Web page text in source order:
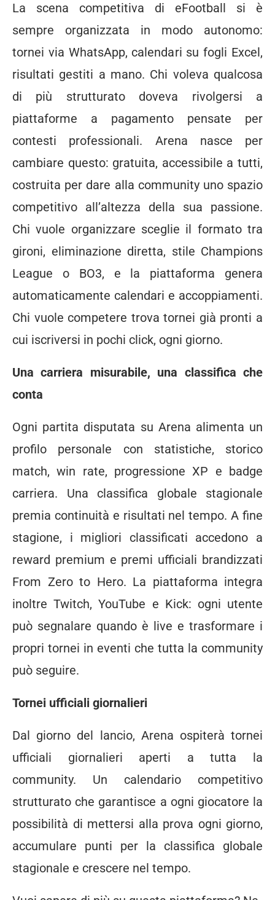
La scena competitiva di eFootball si è
sempre organizzata in modo autonomo:
tornei via WhatsApp, calendari su fogli Excel,
risultati gestiti a mano. Chi voleva qualcosa
di più strutturato doveva rivolgersi a
piattaforme a pagamento pensate per
contesti professionali. Arena nasce per
cambiare questo: gratuita, accessibile a tutti,
costruita per dare alla community uno spazio
competitivo all’altezza della sua passione.
Chi vuole organizzare sceglie il formato tra
gironi, eliminazione diretta, stile Champions
League o BO3, e la piattaforma genera
automaticamente calendari e accoppiamenti.
Chi vuole competere trova tornei già pronti a
cui iscriversi in pochi click, ogni giorno.
Una carriera misurabile, una classifica che
conta
Ogni partita disputata su Arena alimenta un
profilo personale con statistiche, storico
match, win rate, progressione XP e badge
carriera. Una classifica globale stagionale
premia continuità e risultati nel tempo. A fine
stagione, i migliori classificati accedono a
reward premium e premi ufficiali brandizzati
From Zero to Hero. La piattaforma integra
inoltre Twitch, YouTube e Kick: ogni utente
può segnalare quando è live e trasformare i
propri tornei in eventi che tutta la community
può seguire.
Tornei ufficiali giornalieri
Dal giorno del lancio, Arena ospiterà tornei
ufficiali giornalieri aperti a tutta la
community. Un calendario competitivo
strutturato che garantisce a ogni giocatore la
possibilità di mettersi alla prova ogni giorno,
accumulare punti per la classifica globale
stagionale e crescere nel tempo.